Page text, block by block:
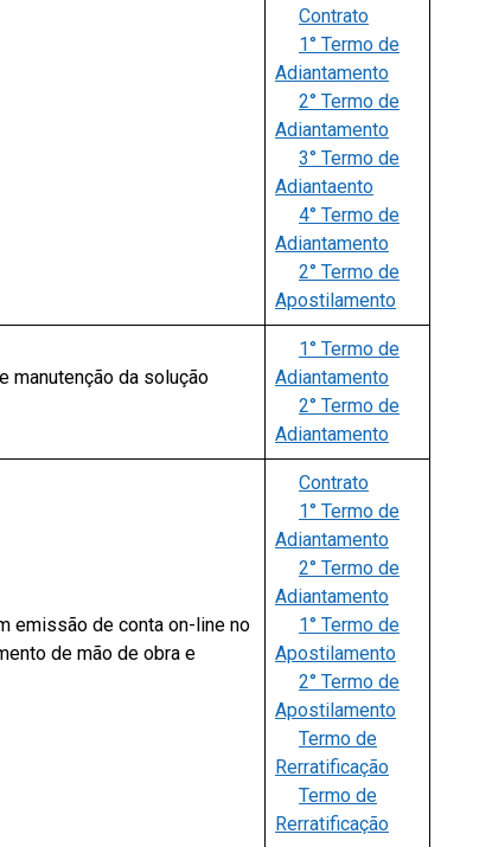
Contrato
1° Termo de
Adiantamento
2° Termo de
Adiantamento
3° Termo de
Adiantaento
4° Termo de
Adiantamento
2° Termo de
Apostilamento
manutenção da solução
1° Termo de
Adiantamento
2° Termo de
Adiantamento
emissão de conta on-line no
de mão de obra e
Contrato
1° Termo de
Adiantamento
2° Termo de
Adiantamento
1° Termo de
Apostilamento
2° Termo de
Apostilamento
Termo de
Rerratificação
Termo de
Rerratificação